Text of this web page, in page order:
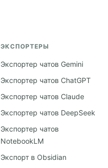
ЭКСПОРТЕРЫ
Экспортер чатов Gemini
Экспортер чатов ChatGPT
Экспортер чатов Claude
Экспортер чатов DeepSeek
Экспортер чатов
NotebookLM
Экспорт в Obsidian